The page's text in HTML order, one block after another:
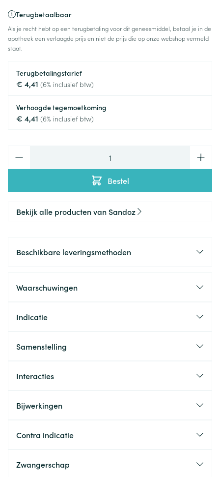
Terugbetaalbaar
Als je recht hebt op een terugbetaling voor dit geneesmiddel, betaal je in de
apotheek een verlaagde prijs en niet de prijs die op onze webshop vermeld
staat.
Terugbetalingstarief
€ 4,41 (6% inclusief btw)
Verhoogde tegemoetkoming
€ 4,41 (6% inclusief btw)
Bestel
Bekijk alle producten van Sandoz
Beschikbare leveringsmethoden
Waarschuwingen
Indicatie
Samenstelling
Interacties
Bijwerkingen
Contra indicatie
Zwangerschap